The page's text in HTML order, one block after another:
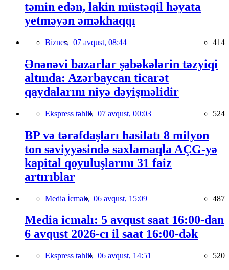
təmin edən, lakin müstəqil həyata
yetməyən əməkhaqqı
Biznes, 07 avqust, 08:44 414
Ənənəvi bazarlar şəbəkələrin təzyiqi
altında: Azərbaycan ticarət
qaydalarını niyə dəyişməlidir
Ekspress təhlil, 07 avqust, 00:03 524
BP və tərəfdaşları hasilatı 8 milyon
ton səviyyəsində saxlamaqla AÇG-yə
kapital qoyuluşlarını 31 faiz
artırıblar
Media İcmalı, 06 avqust, 15:09 487
Media icmalı: 5 avqust saat 16:00-dan
6 avqust 2026-cı il saat 16:00-dək
Ekspress təhlil, 06 avqust, 14:51 520